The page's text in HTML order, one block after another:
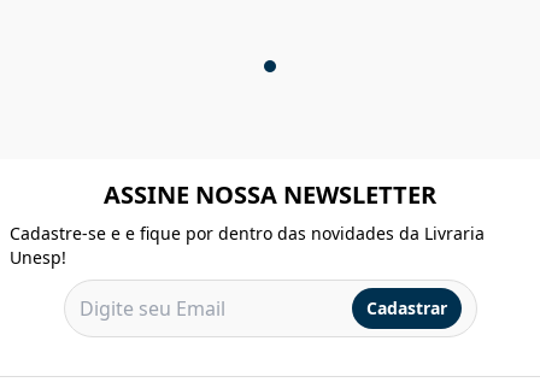
ASSINE NOSSA NEWSLETTER
Cadastre-se e e fique por dentro das novidades da Livraria
Unesp!
Cadastrar